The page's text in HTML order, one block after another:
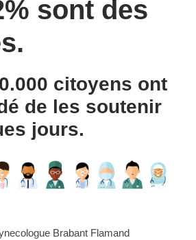
sont des
citoyens ont
de les soutenir
jours.
Brabant Flamand